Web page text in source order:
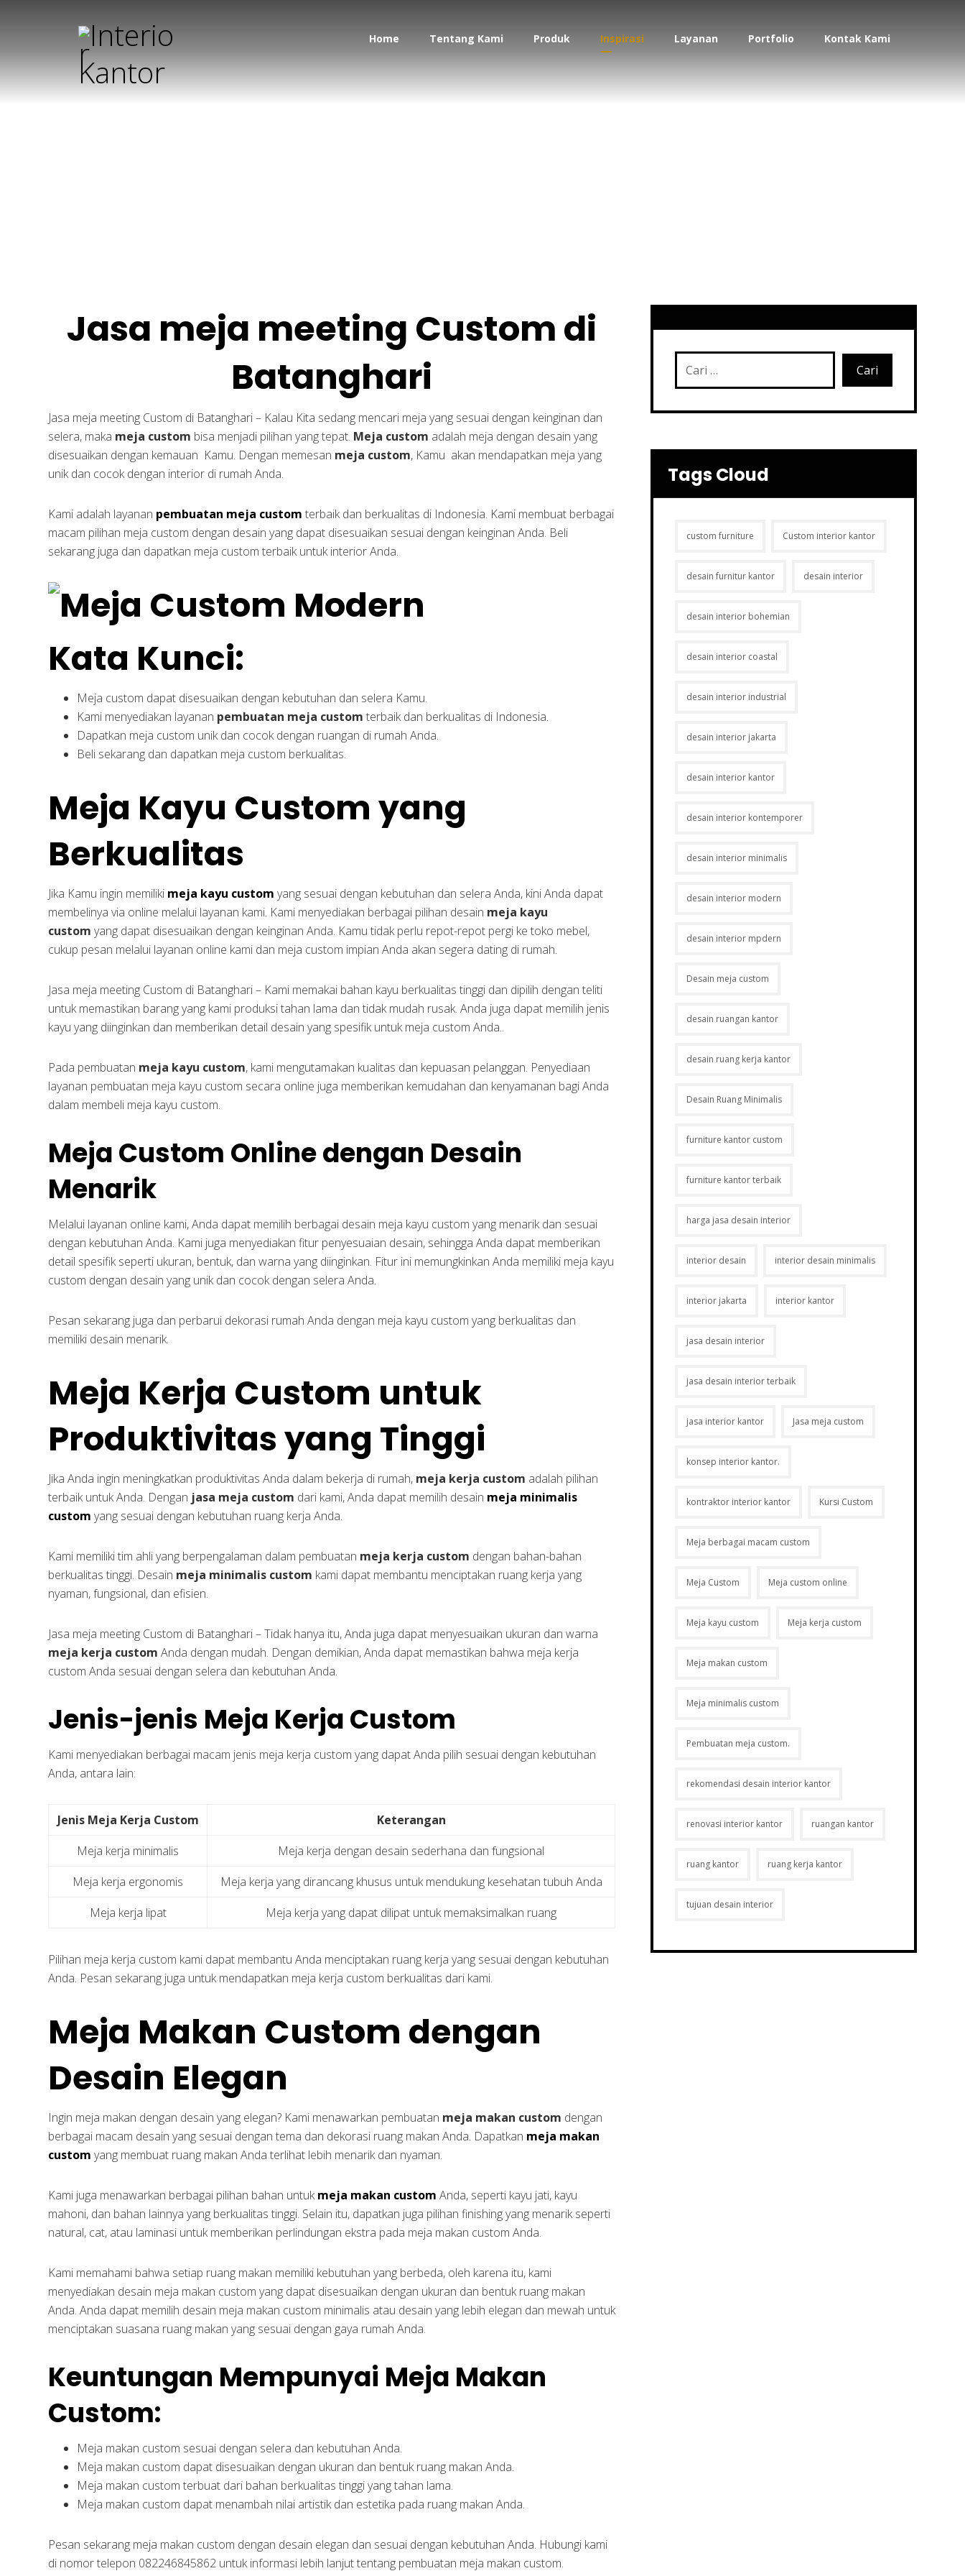
Home Tentang Kami Produk Inspirasi Layanan Portfolio Kontak Kami
Jasa meja meeting Custom di
Batanghari
Jasa meja meeting Custom di Batanghari – Kalau Kita sedang mencari meja yang sesuai dengan keinginan dan
selera, maka meja custom bisa menjadi pilihan yang tepat. Meja custom adalah meja dengan desain yang
disesuaikan dengan kemauan Kamu. Dengan memesan meja custom, Kamu akan mendapatkan meja yang
unik dan cocok dengan interior di rumah Anda.
Kami adalah layanan pembuatan meja custom terbaik dan berkualitas di Indonesia. Kami membuat berbagai
macam pilihan meja custom dengan desain yang dapat disesuaikan sesuai dengan keinginan Anda. Beli
sekarang juga dan dapatkan meja custom terbaik untuk interior Anda.
Kata Kunci:
Meja custom dapat disesuaikan dengan kebutuhan dan selera Kamu.
Kami menyediakan layanan pembuatan meja custom terbaik dan berkualitas di Indonesia.
Dapatkan meja custom unik dan cocok dengan ruangan di rumah Anda.
Beli sekarang dan dapatkan meja custom berkualitas.
Meja Kayu Custom yang
Berkualitas
Jika Kamu ingin memiliki meja kayu custom yang sesuai dengan kebutuhan dan selera Anda, kini Anda dapat
membelinya via online melalui layanan kami. Kami menyediakan berbagai pilihan desain meja kayu
custom yang dapat disesuaikan dengan keinginan Anda. Kamu tidak perlu repot-repot pergi ke toko mebel,
cukup pesan melalui layanan online kami dan meja custom impian Anda akan segera dating di rumah.
Jasa meja meeting Custom di Batanghari – Kami memakai bahan kayu berkualitas tinggi dan dipilih dengan teliti
untuk memastikan barang yang kami produksi tahan lama dan tidak mudah rusak. Anda juga dapat memilih jenis
kayu yang diinginkan dan memberikan detail desain yang spesifik untuk meja custom Anda..
Pada pembuatan meja kayu custom, kami mengutamakan kualitas dan kepuasan pelanggan. Penyediaan
layanan pembuatan meja kayu custom secara online juga memberikan kemudahan dan kenyamanan bagi Anda
dalam membeli meja kayu custom.
Meja Custom Online dengan Desain
Menarik
Melalui layanan online kami, Anda dapat memilih berbagai desain meja kayu custom yang menarik dan sesuai
dengan kebutuhan Anda. Kami juga menyediakan fitur penyesuaian desain, sehingga Anda dapat memberikan
detail spesifik seperti ukuran, bentuk, dan warna yang diinginkan. Fitur ini memungkinkan Anda memiliki meja kayu
custom dengan desain yang unik dan cocok dengan selera Anda.
Pesan sekarang juga dan perbarui dekorasi rumah Anda dengan meja kayu custom yang berkualitas dan
memiliki desain menarik.
Meja Kerja Custom untuk
Produktivitas yang Tinggi
Jika Anda ingin meningkatkan produktivitas Anda dalam bekerja di rumah, meja kerja custom adalah pilihan
terbaik untuk Anda. Dengan jasa meja custom dari kami, Anda dapat memilih desain meja minimalis
custom yang sesuai dengan kebutuhan ruang kerja Anda.
Kami memiliki tim ahli yang berpengalaman dalam pembuatan meja kerja custom dengan bahan-bahan
berkualitas tinggi. Desain meja minimalis custom kami dapat membantu menciptakan ruang kerja yang
nyaman, fungsional, dan efisien.
Jasa meja meeting Custom di Batanghari – Tidak hanya itu, Anda juga dapat menyesuaikan ukuran dan warna
meja kerja custom Anda dengan mudah. Dengan demikian, Anda dapat memastikan bahwa meja kerja
custom Anda sesuai dengan selera dan kebutuhan Anda.
Jenis-jenis Meja Kerja Custom
Kami menyediakan berbagai macam jenis meja kerja custom yang dapat Anda pilih sesuai dengan kebutuhan
Anda, antara lain:
Jenis Meja Kerja Custom
Keterangan
Meja kerja minimalis
Meja kerja dengan desain sederhana dan fungsional
Meja kerja ergonomis
Meja kerja yang dirancang khusus untuk mendukung kesehatan tubuh Anda
Meja kerja lipat
Meja kerja yang dapat dilipat untuk memaksimalkan ruang
Pilihan meja kerja custom kami dapat membantu Anda menciptakan ruang kerja yang sesuai dengan kebutuhan
Anda. Pesan sekarang juga untuk mendapatkan meja kerja custom berkualitas dari kami.
Meja Makan Custom dengan
Desain Elegan
Ingin meja makan dengan desain yang elegan? Kami menawarkan pembuatan meja makan custom dengan
berbagai macam desain yang sesuai dengan tema dan dekorasi ruang makan Anda. Dapatkan meja makan
custom yang membuat ruang makan Anda terlihat lebih menarik dan nyaman.
Kami juga menawarkan berbagai pilihan bahan untukmeja makan custom Anda, seperti kayu jati, kayu
mahoni, dan bahan lainnya yang berkualitas tinggi. Selain itu, dapatkan juga pilihan finishing yang menarik seperti
natural, cat, atau laminasi untuk memberikan perlindungan ekstra pada meja makan custom Anda.
Kami memahami bahwa setiap ruang makan memiliki kebutuhan yang berbeda, oleh karena itu, kami
menyediakan desain meja makan custom yang dapat disesuaikan dengan ukuran dan bentuk ruang makan
Anda. Anda dapat memilih desain meja makan custom minimalis atau desain yang lebih elegan dan mewah untuk
menciptakan suasana ruang makan yang sesuai dengan gaya rumah Anda.
Keuntungan Mempunyai Meja Makan
Custom:
Meja makan custom sesuai dengan selera dan kebutuhan Anda.
Meja makan custom dapat disesuaikan dengan ukuran dan bentuk ruang makan Anda.
Meja makan custom terbuat dari bahan berkualitas tinggi yang tahan lama.
Meja makan custom dapat menambah nilai artistik dan estetika pada ruang makan Anda.
Pesan sekarang meja makan custom dengan desain elegan dan sesuai dengan kebutuhan Anda. Hubungi kami
di nomor telepon 082246845862 untuk informasi lebih lanjut tentang pembuatan meja makan custom.
Tags Cloud
custom furniture Custom interior kantor
desain furnitur kantor desain interior
desain interior bohemian
desain interior coastal
desain interior industrial
desain interior jakarta
desain interior kantor
desain interior kontemporer
desain interior minimalis
desain interior modern
desain interior mpdern
Desain meja custom
desain ruangan kantor
desain ruang kerja kantor
Desain Ruang Minimalis
furniture kantor custom
furniture kantor terbaik
harga jasa desain interior
interior desain interior desain minimalis
interior jakarta interior kantor
jasa desain interior
jasa desain interior terbaik
jasa interior kantor Jasa meja custom
konsep interior kantor.
kontraktor interior kantor Kursi Custom
Meja berbagai macam custom
Meja Custom Meja custom online
Meja kayu custom Meja kerja custom
Meja makan custom
Meja minimalis custom
Pembuatan meja custom.
rekomendasi desain interior kantor
renovasi interior kantor ruangan kantor
ruang kantor ruang kerja kantor
tujuan desain interior